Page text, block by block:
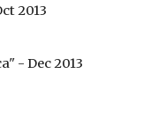
2013
- Dec 2013